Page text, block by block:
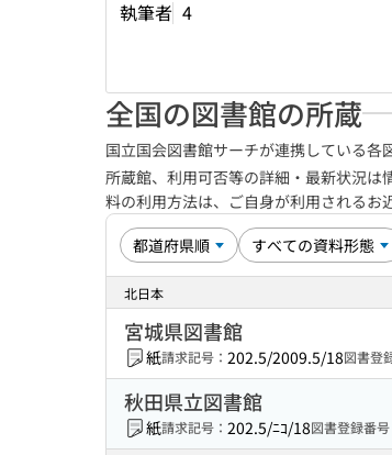
執筆者 4
全国の図書館の所蔵
国立国会図書館サーチが連携している各
所蔵館、利用可否等の詳細・最新状況
料の利用方法は、ご自身が利用されるお
北日本
宮城県図書館
紙請求記号： 202.5/2009.5/18図書登
秋田県立図書館
紙請求記号： 202.5/ﾆｺ/18図書登録番号